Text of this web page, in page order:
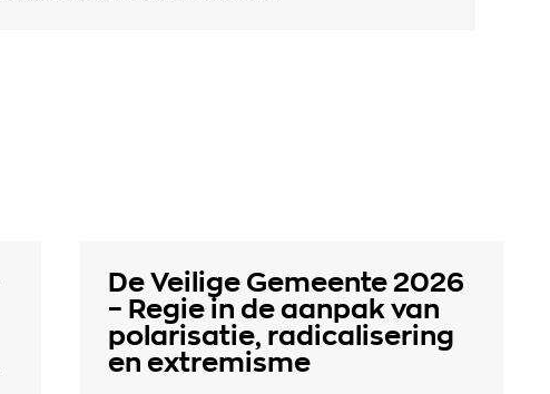
De Veilige Gemeente 2026
– Regie in de aanpak van
polarisatie, radicalisering
en extremisme